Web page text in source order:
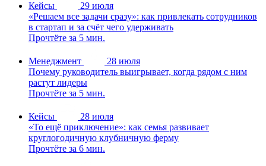
Кейсы
29 июля
«Решаем все задачи сразу»: как привлекать сотрудников
в стартап и за счёт чего удерживать
Прочтёте за 5 мин.
Менеджмент
28 июля
Почему руководитель выигрывает, когда рядом с ним
растут лидеры
Прочтёте за 5 мин.
Кейсы
28 июля
«То ещё приключение»: как семья развивает
круглогодичную клубничную ферму
Прочтёте за 6 мин.